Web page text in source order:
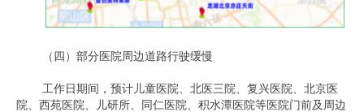
（四）部分医院周边道路行驶缓慢
工作日期间，预计儿童医院、北医三院、复兴医院、北京医
院、西苑医院、儿研所、同仁医院、积水潭医院等医院门前及周边